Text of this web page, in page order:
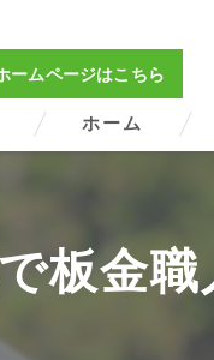
ームページはこちら
ホーム
板金